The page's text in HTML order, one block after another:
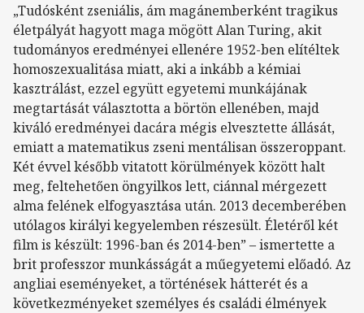
„Tudósként zseniális, ám magánemberként tragikus
életpályát hagyott maga mögött Alan Turing, akit
tudományos eredményei ellenére 1952-ben elítéltek
homoszexualitása miatt, aki a inkább a kémiai
kasztrálást, ezzel együtt egyetemi munkájának
megtartását választotta a börtön ellenében, majd
kiváló eredményei dacára mégis elvesztette állását,
emiatt a matematikus zseni mentálisan összeroppant.
Két évvel később vitatott körülmények között halt
meg, feltehetően öngyilkos lett, ciánnal mérgezett
alma felének elfogyasztása után. 2013 decemberében
utólagos királyi kegyelemben részesült. Életéről két
film is készült: 1996-ban és 2014-ben” – ismertette a
brit professzor munkásságát a műegyetemi előadó. Az
angliai eseményeket, a történések hátterét és a
következményeket személyes és családi élmények